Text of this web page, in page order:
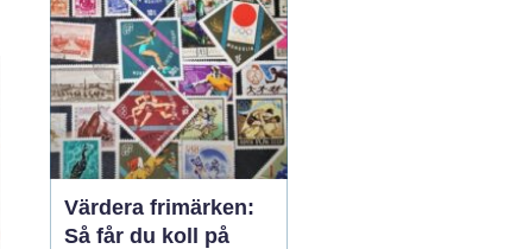
Värdera frimärken:
Så får du koll på